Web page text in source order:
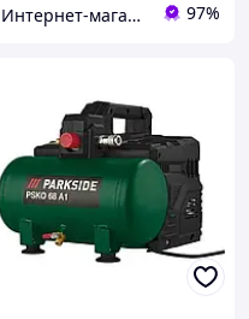
Интернет-магазин "АТМ" 97%